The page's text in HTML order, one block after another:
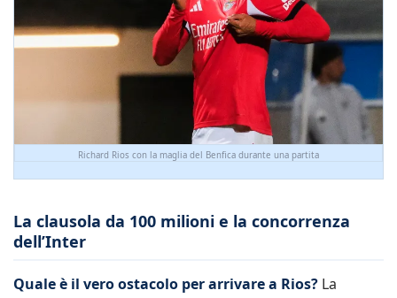
Richard Rios con la maglia del Benfica durante una partita
La clausola da 100 milioni e la concorrenza
dell’Inter
Quale è il vero ostacolo per arrivare a Rios? La